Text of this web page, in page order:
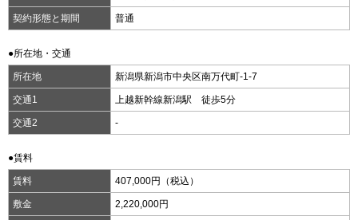
契約形態と期間 普通
●所在地・交通
所在地 新潟県新潟市中央区南万代町-1-7
交通1 上越新幹線新潟駅 徒歩5分
交通2 -
●賃料
賃料 407,000円（税込）
敷金 2,220,000円